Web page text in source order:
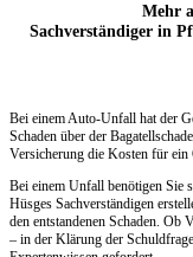
Mehr
Sachverständiger in
Bei einem Auto-Unfall hat der
Schaden über der
Versicherung die Kosten für ein
Bei einem Unfall benötigen Sie
Hüsges Sachverständigen
den entstandenen Schaden. Ob
– in der Klärung der